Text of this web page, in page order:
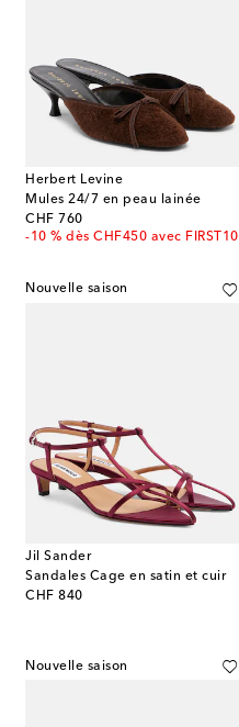
Herbert Levine
Mules 24/7 en peau lainée
CHF 760
original price
-10 % dès CHF450 avec FIRST10
Nouvelle saison
Jil Sander
Sandales Cage en satin et cuir
CHF 840
original price
Nouvelle saison